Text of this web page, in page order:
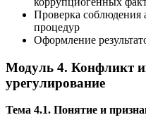
Проверка соблюдения
процедур
Оформление
Модуль 4. Конфликт
урегулирование
Тема 4.1. Понятие и